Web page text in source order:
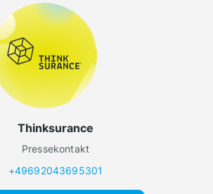
Thinksurance
Pressekontakt
+49692043695301